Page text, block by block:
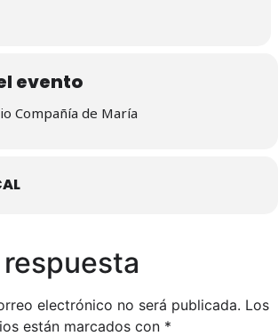
evento
Compañía de María
electrónico no será publicada. Los
están marcados con *